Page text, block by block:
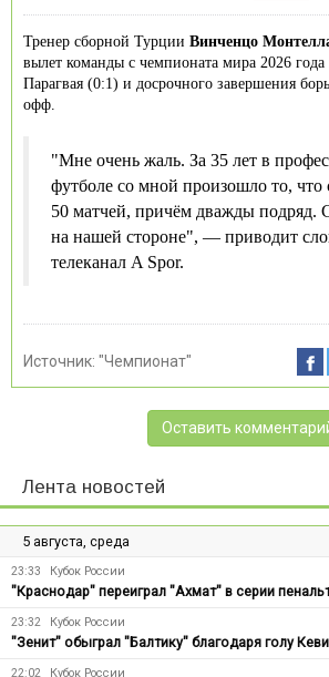
Тренер сборной Турции Винченцо
вылет команды с чемпионата мира 2026
Парагвая (0:1) и досрочного завершения
офф.
"Мне очень жаль. За 35 лет в
футболе со мной произошло то, что
50 матчей, причём дважды подряд.
на нашей стороне", — приводит
телеканал A Spor.
Источник: "Чемпионат"
Оставить
Лента новостей
5 августа, среда
23:33 Кубок России
"Краснодар" переиграл "Ахмат" в серии
23:32 Кубок России
"Зенит" обыграл "Балтику" благодаря голу
22:02 Кубок России